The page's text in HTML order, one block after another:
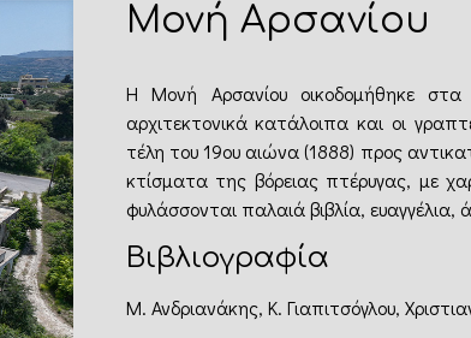
Μονή Αρσανίου
Η Μονή Αρσανίου οικοδομήθηκε
αρχιτεκτονικά κατάλοιπα και οι
τέλη του 19ου αιώνα (1888) προς
κτίσματα της βόρειας πτέρυγας, με
φυλάσσονται παλαιά βιβλία, ευαγγέλια,
Βιβλιογραφία
Μ. Ανδριανάκης, Κ. Γιαπιτσόγλου,